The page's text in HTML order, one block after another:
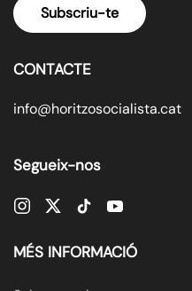
Subscriu-te
CONTACTE
info@horitzosocialista.cat
Segueix-nos
MÉS INFORMACIÓ